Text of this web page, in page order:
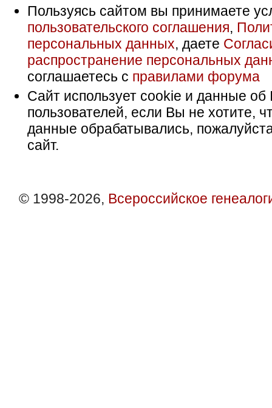
Пользуясь сайтом вы принимаете
пользовательского соглашения,
персональных данных, даете
распространение персональных
соглашаетесь с правилами форума
Сайт использует cookie и данные об
пользователей, если Вы не хотите,
данные обрабатывались,
сайт.
© 1998-2026, Всероссийское